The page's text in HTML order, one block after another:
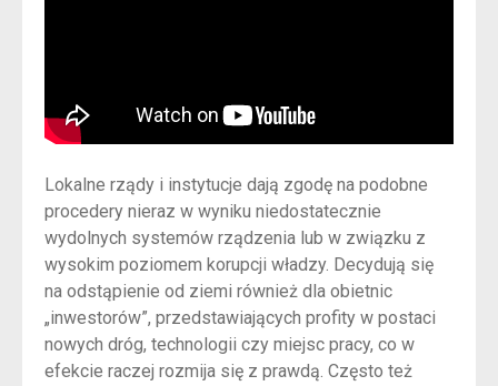
Lokalne rządy i instytucje dają zgodę na podobne
procedery nieraz w wyniku niedostatecznie
wydolnych systemów rządzenia lub w związku z
wysokim poziomem korupcji władzy. Decydują się
na odstąpienie od ziemi również dla obietnic
„inwestorów”, przedstawiających profity w postaci
nowych dróg, technologii czy miejsc pracy, co w
efekcie raczej rozmija się z prawdą. Często też